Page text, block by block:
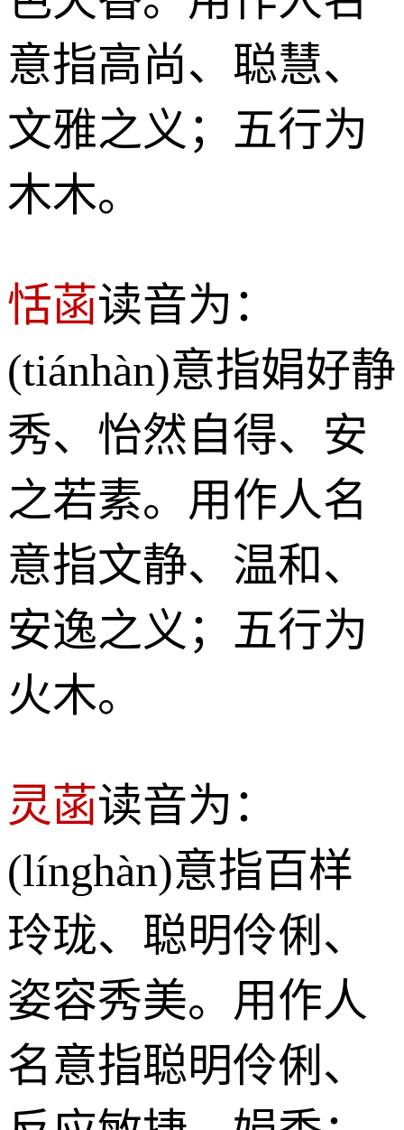
意指高尚、聪慧、
文雅之义；五行为
木木。
恬菡读音为：
(tiánhàn)意指娟好静
秀、怡然自得、安
之若素。用作人名
意指文静、温和、
安逸之义；五行为
火木。
灵菡读音为：
(línghàn)意指百样
玲珑、聪明伶俐、
姿容秀美。用作人
名意指聪明伶俐、